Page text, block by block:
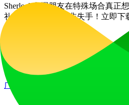
Sherlock发掘朋友在特殊场合真
礼物都精准命中而非失手！立即下
礼之旅。
技术栈
Framer Sites
广告